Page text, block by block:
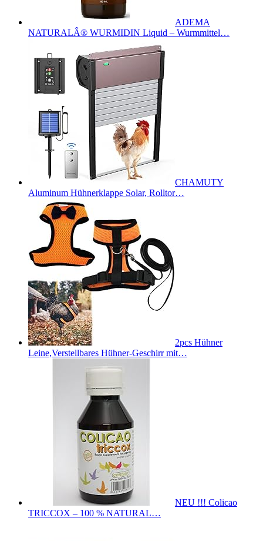
ADEMA
NATURALÂ® WURMIDIN Liquid – Wurmmittel…
CHAMUTY
Aluminum Hühnerklappe Solar, Rolltor…
2pcs Hühner
Leine,Verstellbares Hühner-Geschirr mit…
NEU !!! Colicao
TRICCOX – 100 % NATURAL…